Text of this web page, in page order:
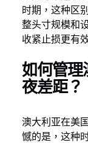
时期，这种区
整头寸规模和
收紧止损更有
如何管理
夜差距？
澳大利亚在美
憾的是，这种